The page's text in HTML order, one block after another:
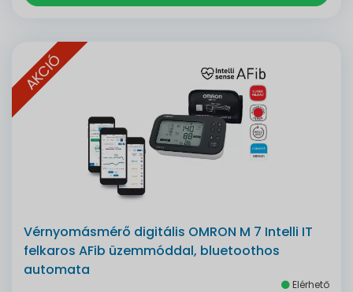
AKCIÓ
Vérnyomásmérő digitális OMRON M 7 Intelli IT
felkaros AFib üzemmóddal, bluetoothos
automata
Elérhető